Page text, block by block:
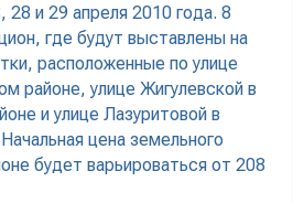
28 и 29 апреля 2010 года. 8
где будут выставлены на
расположенные по улице
районе, улице Жигулевской в
и улице Лазуритовой в
цена земельного
будет варьироваться от 208